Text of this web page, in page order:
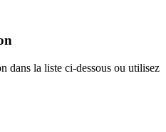
dans la liste ci-dessous ou utilisez